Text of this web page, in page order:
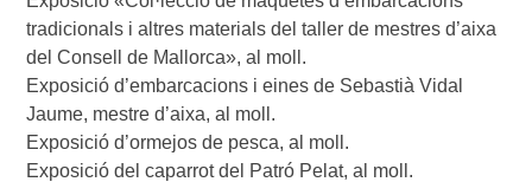
tradicionals i altres materials del taller de mestres d’aixa
del Consell de Mallorca», al moll.
Exposició d’embarcacions i eines de Sebastià Vidal
Jaume, mestre d’aixa, al moll.
Exposició d’ormejos de pesca, al moll.
Exposició del caparrot del Patró Pelat, al moll.